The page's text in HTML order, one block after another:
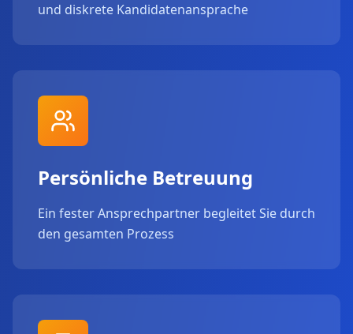
und diskrete Kandidatenansprache
Persönliche Betreuung
Ein fester Ansprechpartner begleitet Sie durch
den gesamten Prozess